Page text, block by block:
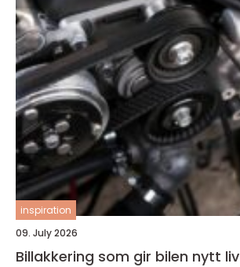
inspiration
09. July 2026
Billakkering som gir bilen nytt liv